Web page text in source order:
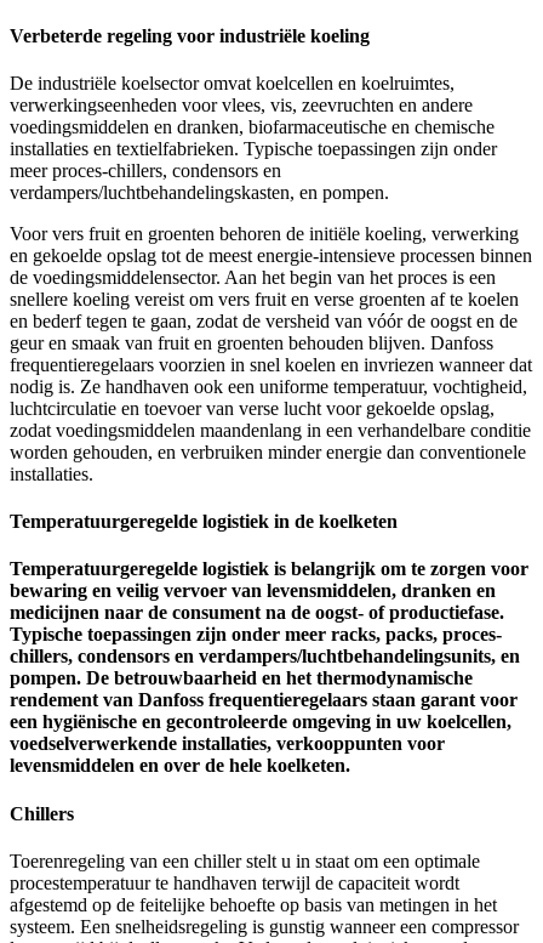
Verbeterde regeling voor industriële koeling
De industriële koelsector omvat koelcellen en koelruimtes,
verwerkingseenheden voor vlees, vis, zeevruchten en andere
voedingsmiddelen en dranken, biofarmaceutische en chemische
installaties en textielfabrieken. Typische toepassingen zijn onder
meer proces-chillers, condensors en
verdampers/luchtbehandelingskasten, en pompen.
Voor vers fruit en groenten behoren de initiële koeling, verwerking
en gekoelde opslag tot de meest energie-intensieve processen binnen
de voedingsmiddelensector. Aan het begin van het proces is een
snellere koeling vereist om vers fruit en verse groenten af te koelen
en bederf tegen te gaan, zodat de versheid van vóór de oogst en de
geur en smaak van fruit en groenten behouden blijven. Danfoss
frequentieregelaars voorzien in snel koelen en invriezen wanneer dat
nodig is. Ze handhaven ook een uniforme temperatuur, vochtigheid,
luchtcirculatie en toevoer van verse lucht voor gekoelde opslag,
zodat voedingsmiddelen maandenlang in een verhandelbare conditie
worden gehouden, en verbruiken minder energie dan conventionele
installaties.
Temperatuurgeregelde logistiek in de koelketen
Temperatuurgeregelde logistiek is belangrijk om te zorgen voor
bewaring en veilig vervoer van levensmiddelen, dranken en
medicijnen naar de consument na de oogst- of productiefase.
Typische toepassingen zijn onder meer racks, packs, proces-
chillers, condensors en verdampers/luchtbehandelingsunits, en
pompen. De betrouwbaarheid en het thermodynamische
rendement van Danfoss frequentieregelaars staan garant voor
een hygiënische en gecontroleerde omgeving in uw koelcellen,
voedselverwerkende installaties, verkooppunten voor
levensmiddelen en over de hele koelketen.
Chillers
Toerenregeling van een chiller stelt u in staat om een optimale
procestemperatuur te handhaven terwijl de capaciteit wordt
afgestemd op de feitelijke behoefte op basis van metingen in het
systeem. Een snelheidsregeling is gunstig wanneer een compressor